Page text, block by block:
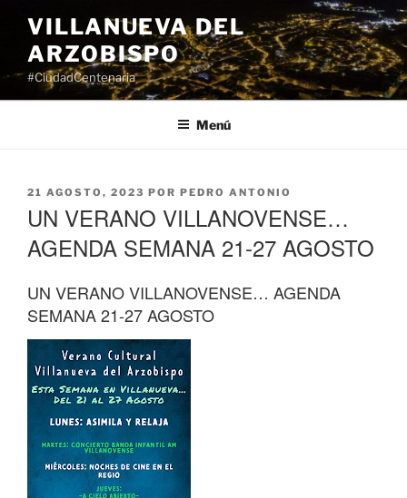
contenido
VILLANUEVA DEL
ARZOBISPO
#CiudadCentenaria
Menú
PUBLICADO
21 AGOSTO, 2023 POR PEDRO ANTONIO
UN VERANO VILLANOVENSE…
AGENDA SEMANA 21-27 AGOSTO
UN VERANO VILLANOVENSE… AGENDA
SEMANA 21-27 AGOSTO